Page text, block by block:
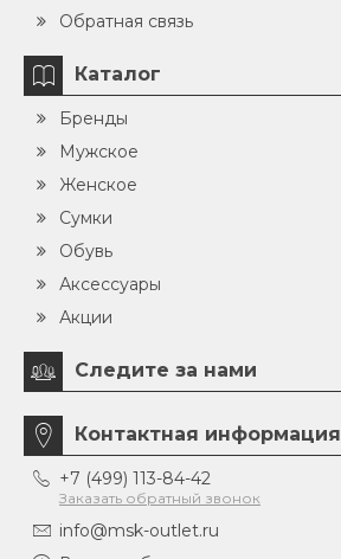
Обратная связь
Каталог
Бренды
Мужское
Женское
Сумки
Обувь
Аксессуары
Акции
Следите за нами
Контактная информация
+7 (499) 113-84-42
Заказать обратный звонок
info@msk-outlet.ru